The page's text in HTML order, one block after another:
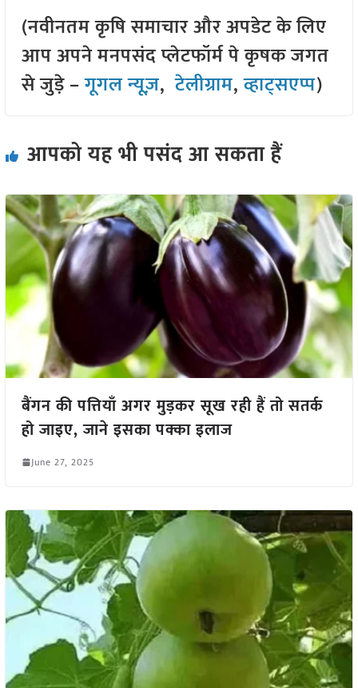
(नवीनतम कृषि समाचार और अपडेट के लिए
आप अपने मनपसंद प्लेटफॉर्म पे कृषक जगत
से जुड़े –गूगल न्यूज़,टेलीग्राम,व्हाट्सएप्प)
आपको यह भी पसंद आ सकता हैं
बैंगन की पत्तियाँ अगर मुड़कर सूख रही हैं तो सतर्क
हो जाइए, जाने इसका पक्का इलाज
June 27, 2025